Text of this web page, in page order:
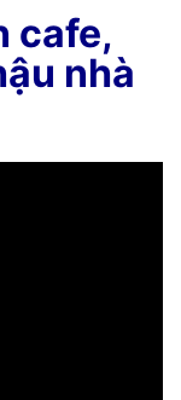
cafe,
nhà